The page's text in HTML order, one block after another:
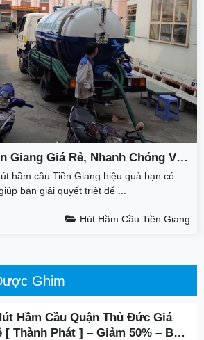
Giang Giá Rẻ, Nhanh Chóng Và
Phát
hầm cầu Tiền Giang hiệu quả bạn có
bạn giải quyết triệt để ...
Hút Hầm Cầu Tiền Giang
Ghim
Hầm Cầu Quận Thủ Đức Giá
[ Thành Phát ] – Giảm 50% – BH